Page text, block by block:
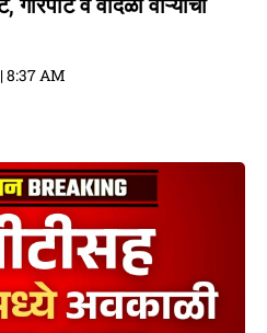
व वादळी वाऱ्याचा
8:37 AM